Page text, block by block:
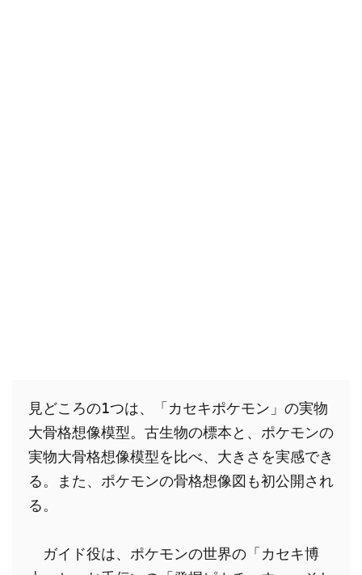
見どころの1つは、「カセキポケモン」の実物
大骨格想像模型。古生物の標本と、ポケモンの
実物大骨格想像模型を比べ、大きさを実感でき
る。また、ポケモンの骨格想像図も初公開され
る。
ガイド役は、ポケモンの世界の「カセキ博